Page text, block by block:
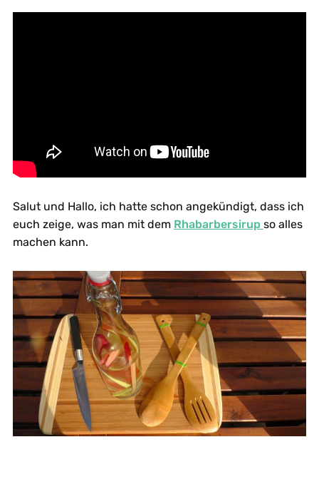
Salut und Hallo, ich hatte schon angekündigt, dass ich
euch zeige, was man mit dem Rhabarbersirup so alles
machen kann.